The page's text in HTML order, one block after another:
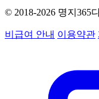
© 2018-2026 명지365
비급여 안내 이용약관